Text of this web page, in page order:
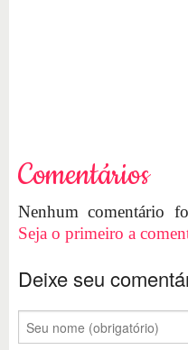
Comentários
Nenhum comentário
Seja o primeiro a
Deixe seu